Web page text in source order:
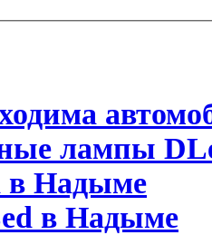
лампы
в Надыме
в Надыме